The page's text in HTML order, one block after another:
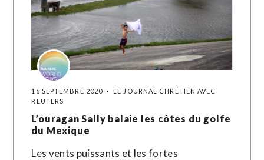
16 SEPTEMBRE 2020
LE JOURNAL CHRÉTIEN AVEC
REUTERS
L’ouragan Sally balaie les côtes du golfe
du Mexique
Les vents puissants et les fortes